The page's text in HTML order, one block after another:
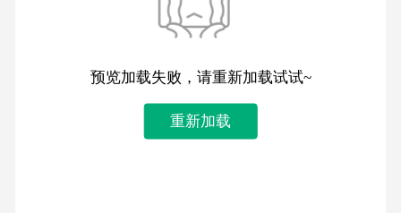
预览加载失败，请重新加载试试~
重新加载